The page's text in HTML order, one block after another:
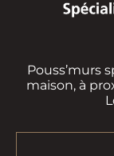
Pouss’murs
maison, à